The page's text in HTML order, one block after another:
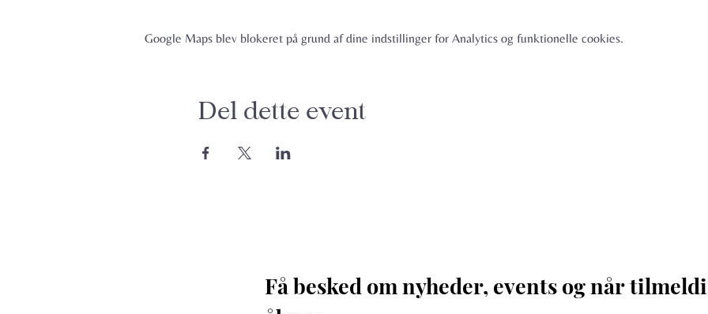
Google Maps blev blokeret på grund af dine indstillinger for Analytics og funktionelle cookies.
Del dette event
Få besked om nyheder, events og når